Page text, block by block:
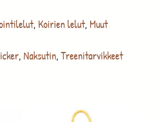
, Koirien lelut, Muut
, Naksutin, Treenitarvikkeet